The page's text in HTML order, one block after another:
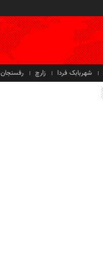
شهربابک فردا زارچ رفسنجان